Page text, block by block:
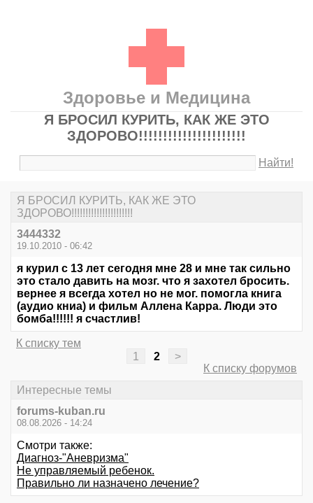
Здоровье и Медицина
Я БРОСИЛ КУРИТЬ, КАК ЖЕ ЭТО
ЗДОРОВО!!!!!!!!!!!!!!!!!!!!!!
Найти!
Я БРОСИЛ КУРИТЬ, КАК ЖЕ ЭТО
ЗДОРОВО!!!!!!!!!!!!!!!!!!!!!!
3444332
19.10.2010 - 06:42
я курил с 13 лет сегодня мне 28 и мне так сильно
это стало давить на мозг. что я захотел бросить.
вернее я всегда хотел но не мог. помогла книга
(аудио книа) и фильм Аллена Карра. Люди это
бомба!!!!!! я счастлив!
К списку тем
1
2
>
К списку форумов
Интересные темы
forums-kuban.ru
08.08.2026 - 14:24
Смотри также:
Диагноз-"Аневризма"
Не управляемый ребенок.
Правильно ли назначено лечение?